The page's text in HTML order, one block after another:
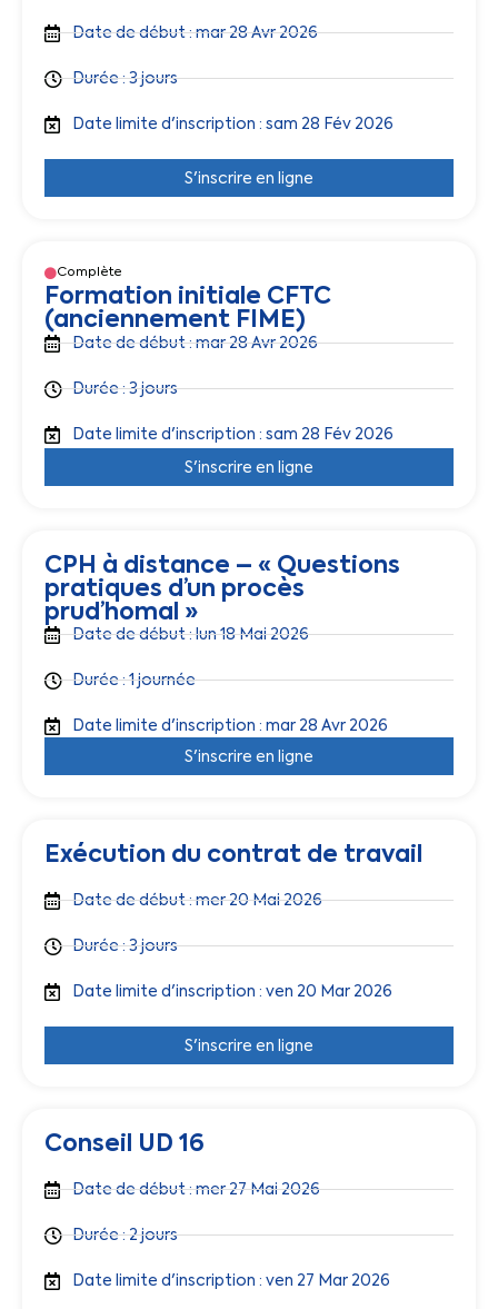
Date de début : mar 28 Avr 2026
Durée : 3 jours
Date limite d'inscription : sam 28 Fév 2026
S'inscrire en ligne
Formation initiale CFTC
(anciennement FIME)
Date de début : mar 28 Avr 2026
Durée : 3 jours
Date limite d'inscription : sam 28 Fév 2026
S'inscrire en ligne
Complète
CPH à distance – « Questions
pratiques d’un procès
prud’homal »
Date de début : lun 18 Mai 2026
Durée : 1 journée
Date limite d'inscription : mar 28 Avr 2026
S'inscrire en ligne
Exécution du contrat de travail
Date de début : mer 20 Mai 2026
Durée : 3 jours
Date limite d'inscription : ven 20 Mar 2026
S'inscrire en ligne
Conseil UD 16
Date de début : mer 27 Mai 2026
Durée : 2 jours
Date limite d'inscription : ven 27 Mar 2026